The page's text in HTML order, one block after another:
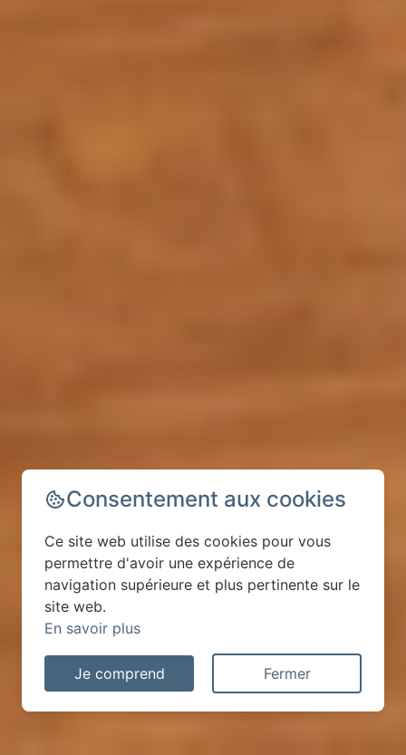
Consentement aux cookies
Ce site web utilise des cookies pour vous
permettre d'avoir une expérience de
navigation supérieure et plus pertinente sur le
site web.
En savoir plus
Je comprend Fermer